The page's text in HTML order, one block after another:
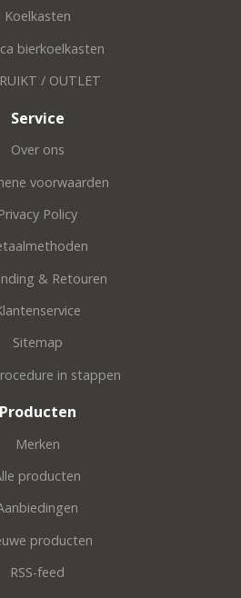
Koelkasten
bierkoelkasten
/ OUTLET
Service
Over ons
voorwaarden
Privacy Policy
& Retouren
Sitemap
in stappen
Producten
Merken
producten
producten
RSS-feed